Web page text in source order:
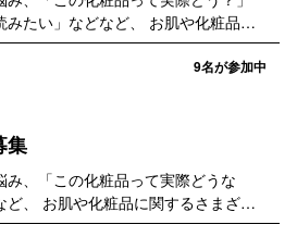
みたい」などなど、 お肌や化粧品・
疑問を募集中です。ぜひ何でもお気軽
しいです。 お寄せいただいたご質問
りしながら、こちらでお答えした
ーでスキンケアや化粧品選びのヒン
ます。
9名が参加中
集
み、「この化粧品って実際どうな
、 お肌や化粧品に関するさまざま
ひ何でもお気軽にお寄せいただければ